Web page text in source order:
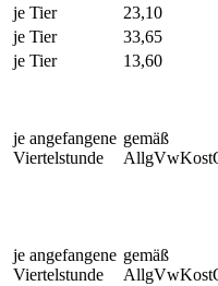
je Tier
23,10
je Tier
33,65
je Tier
13,60
je angefangene
Viertelstunde
gemäß
je angefangene
Viertelstunde
gemäß